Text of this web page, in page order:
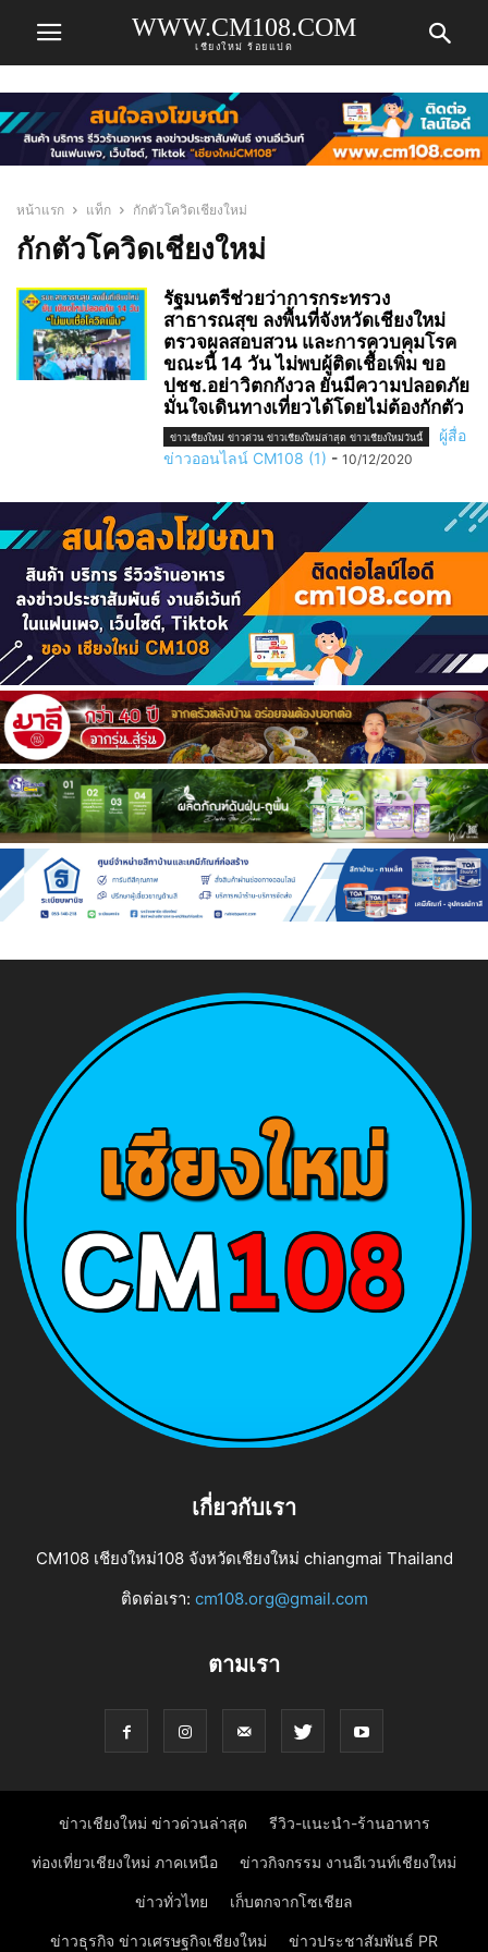
WWW.CM108.COM
เชียงใหม่ ร้อยแปด
หน้าแรก แท็ก กักตัวโควิดเชียงใหม่
กักตัวโควิดเชียงใหม่
รัฐมนตรีช่วยว่าการกระทรวง
สาธารณสุข ลงพื้นที่จังหวัดเชียงใหม่
ตรวจผลสอบสวน และการควบคุมโรค
ขณะนี้ 14 วัน ไม่พบผู้ติดเชื้อเพิ่ม ขอ
ปชช.อย่าวิตกกังวล ยันมีความปลอดภัย
มั่นใจเดินทางเที่ยวได้โดยไม่ต้องกักตัว
ข่าวเชียงใหม่ ข่าวด่วน ข่าวเชียงใหม่ล่าสุด ข่าวเชียงใหม่วันนี้
ผู้สื่อ
ข่าวออนไลน์ CM108 (1) - 10/12/2020
เกี่ยวกับเรา
CM108 เชียงใหม่108 จังหวัดเชียงใหม่ chiangmai Thailand
ติดต่อเรา: cm108.org@gmail.com
ตามเรา
ข่าวเชียงใหม่ ข่าวด่วนล่าสุด รีวิว-แนะนำ-ร้านอาหาร
ท่องเที่ยวเชียงใหม่ ภาคเหนือ ข่าวกิจกรรม งานอีเวนท์เชียงใหม่
ข่าวทั่วไทย เก็บตกจากโซเชียล
ข่าวธุรกิจ ข่าวเศรษฐกิจเชียงใหม่ ข่าวประชาสัมพันธ์ PR